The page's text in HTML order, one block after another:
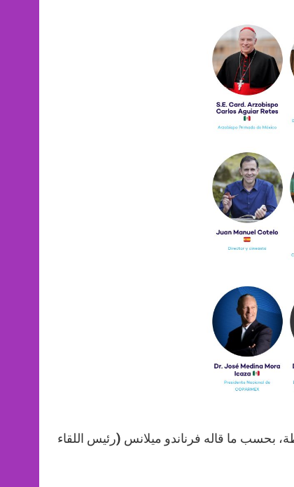
بحسب ما قاله فرناندو ميلانس (رئيس اللقاء